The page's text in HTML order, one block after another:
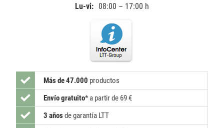
Lu-vi: 08:00 – 17:00 h
Más de 47.000 productos
Envío gratuito* a partir de 69 €
3 añosde garantía LTT